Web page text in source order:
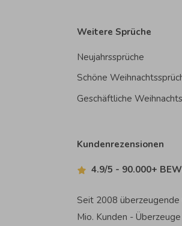
Weitere Sprüche
Neujahrssprüche
Schöne
Geschäftliche
Kundenrezensionen
4.9/5 - 90.000+
Seit 2008
Mio. Kunden -